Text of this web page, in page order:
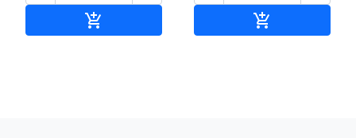
 